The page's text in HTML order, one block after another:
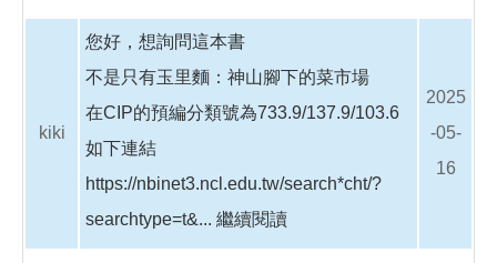
kiki
您好，想詢問這本書
不是只有玉里麵：神山腳下的菜市場
在CIP的預編分類號為733.9/137.9/103.6
如下連結
https://nbinet3.ncl.edu.tw/search*cht/?
searchtype=t&... 繼續閱讀
2025
-05-
16